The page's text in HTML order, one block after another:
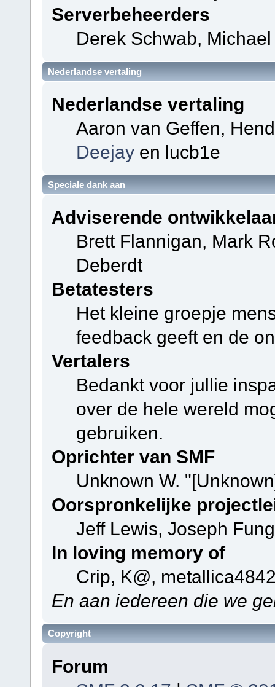
Serverbeheerders
Derek Schwab,
Nederlandse vertaling
Nederlandse vertaling
Aaron van Geffen,
Deejayen lucb1e
Speciale dank aan
Adviserende
Brett Flannigan, Mark
Deberdt
Betatesters
Het kleine groepje
feedback geeft en de
Vertalers
Bedankt voor jullie
over de hele wereld
gebruiken.
Oprichter van SMF
Unknown W.
Oorspronkelijke
Jeff Lewis, Joseph
In loving memory of
Crip, K@,
En aan iedereen die we
Copyright
Forum